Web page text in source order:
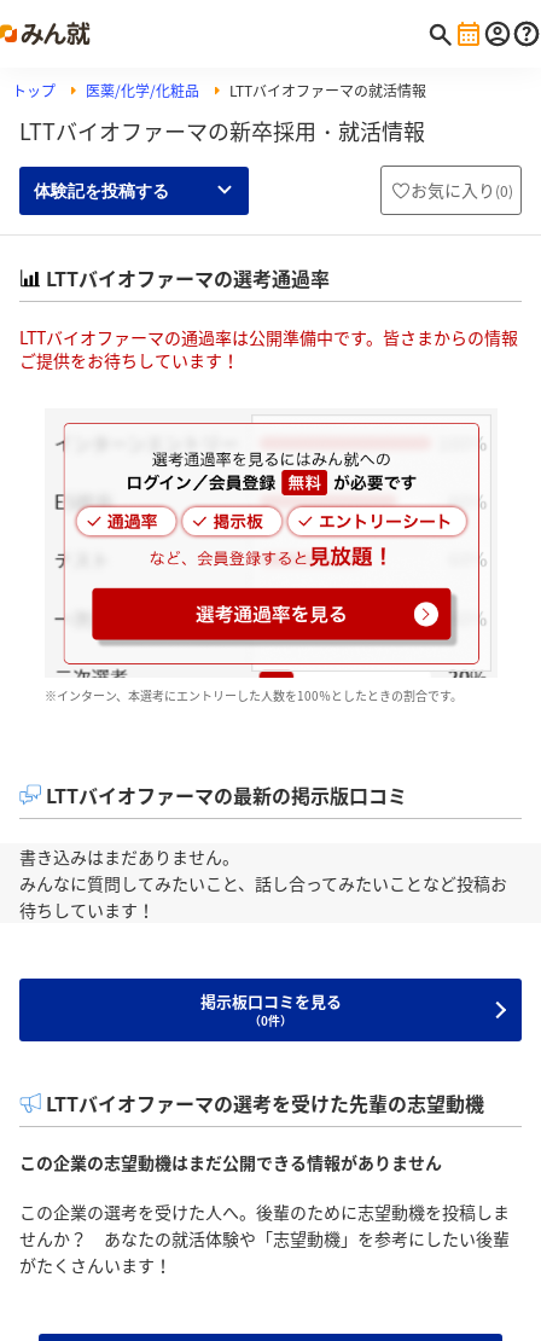
トップ 医薬/化学/化粧品 LTTバイオファーマの就活情報
LTTバイオファーマの新卒採用・就活情報
体験記を投稿する お気に入り (0)
LTTバイオファーマの選考通過率
LTTバイオファーマの通過率は公開準備中です。皆さまからの情報
ご提供をお待ちしています！
※インターン、本選考にエントリーした人数を100％としたときの割合です。
LTTバイオファーマの最新の掲示版口コミ
書き込みはまだありません。
みんなに質問してみたいこと、話し合ってみたいことなど投稿お
待ちしています！
掲示板口コミを見る
（0件）
LTTバイオファーマの選考を受けた先輩の志望動機
この企業の志望動機はまだ公開できる情報がありません
この企業の選考を受けた人へ。後輩のために志望動機を投稿しま
せんか？ あなたの就活体験や「志望動機」を参考にしたい後輩
がたくさんいます！